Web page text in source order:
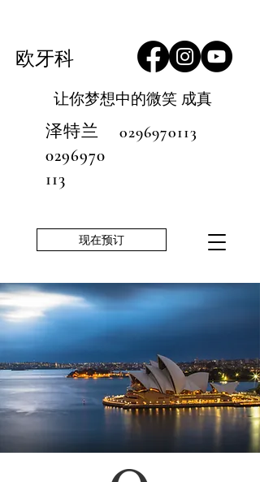
欧牙科
让你梦想中的微笑 成真
泽特兰
0296970
113
0296970113
现在预订